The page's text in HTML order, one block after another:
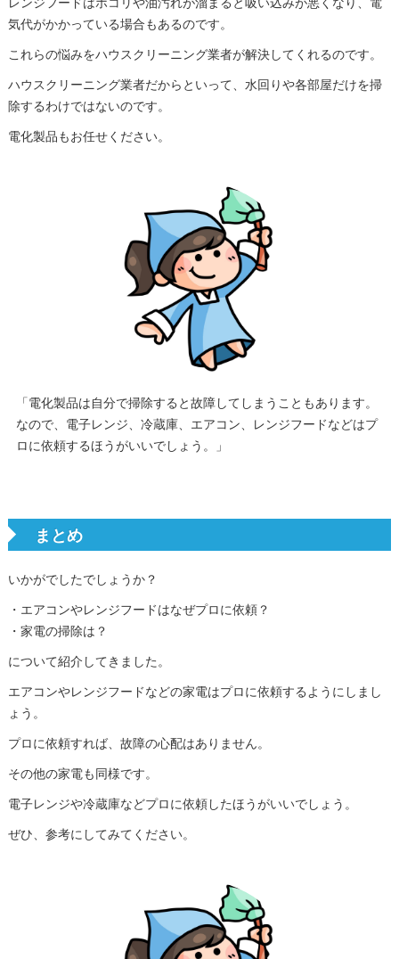
気代がかかっている場合もあるのです。
これらの悩みをハウスクリーニング業者が解決してくれるのです。
ハウスクリーニング業者だからといって、水回りや各部屋だけを掃
除するわけではないのです。
電化製品もお任せください。
「電化製品は自分で掃除すると故障してしまうこともあります。
なので、電子レンジ、冷蔵庫、エアコン、レンジフードなどはプ
ロに依頼するほうがいいでしょう。」
まとめ
いかがでしたでしょうか？
・エアコンやレンジフードはなぜプロに依頼？
・家電の掃除は？
について紹介してきました。
エアコンやレンジフードなどの家電はプロに依頼するようにしまし
ょう。
プロに依頼すれば、故障の心配はありません。
その他の家電も同様です。
電子レンジや冷蔵庫などプロに依頼したほうがいいでしょう。
ぜひ、参考にしてみてください。